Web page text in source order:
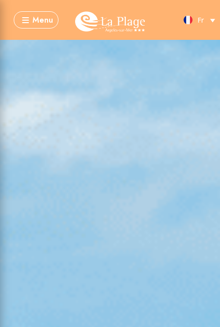
Menu Fr